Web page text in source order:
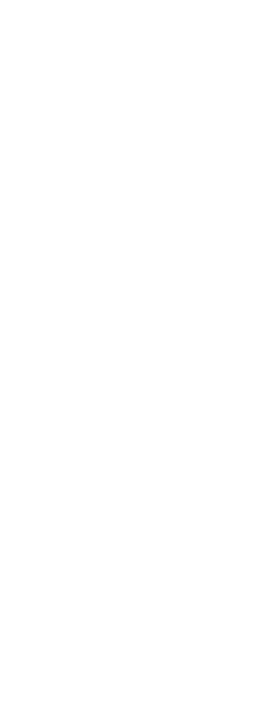
募集